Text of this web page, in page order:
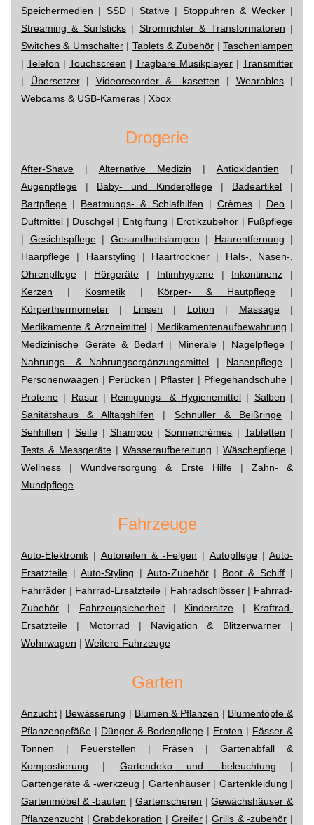
Speichermedien | SSD| Stative| Stoppuhren & Wecker|
Streaming & Surfsticks| Stromrichter & Transformatoren |
Switches & Umschalter| Tablets & Zubehör | Taschenlampen
| Telefon | Touchscreen |Tragbare Musikplayer | Transmitter
| Übersetzer| Videorecorder & -kasetten | Wearables|
Webcams & USB-Kameras | Xbox
Drogerie
After-Shave | Alternative Medizin | Antioxidantien |
Augenpflege | Baby- und Kinderpflege | Badeartikel |
Bartpflege | Beatmungs- & Schlafhilfen | Crèmes | Deo |
Duftmittel | Duschgel | Entgiftung | Erotikzubehör | Fußpflege
| Gesichtspflege| Gesundheitslampen | Haarentfernung |
Haarpflege | Haarstyling | Haartrockner | Hals-, Nasen-,
Ohrenpflege | Hörgeräte | Intimhygiene| Inkontinenz |
Kerzen | Kosmetik | Körper- & Hautpflege |
Körperthermometer | Linsen | Lotion | Massage|
Medikamente & Arzneimittel| Medikamentenaufbewahrung |
Medizinische Geräte & Bedarf| Minerale| Nagelpflege|
Nahrungs- & Nahrungsergänzungsmittel | Nasenpflege |
Personenwaagen | Perücken | Pflaster | Pflegehandschuhe |
Proteine | Rasur| Reinigungs- & Hygienemittel | Salben |
Sanitätshaus & Alltagshilfen | Schnuller & Beißringe|
Sehhilfen | Seife| Shampoo|Sonnencrèmes |Tabletten |
Tests & Messgeräte | Wasseraufbereitung | Wäschepflege |
Wellness |Wundversorgung & Erste Hilfe| Zahn- &
Mundpflege
Fahrzeuge
Auto-Elektronik | Autoreifen & -Felgen | Autopflege| Auto-
Ersatzteile | Auto-Styling | Auto-Zubehör| Boot & Schiff |
Fahrräder | Fahrrad-Ersatzteile | Fahradschlösser| Fahrrad-
Zubehör | Fahrzeugsicherheit| Kindersitze | Kraftrad-
Ersatzteile | Motorrad | Navigation & Blitzerwarner|
Wohnwagen | Weitere Fahrzeuge
Garten
Anzucht | Bewässerung | Blumen & Pflanzen | Blumentöpfe &
Pflanzengefäße | Dünger & Bodenpflege | Ernten | Fässer &
Tonnen | Feuerstellen | Fräsen |Gartenabfall &
Kompostierung | Gartendeko und -beleuchtung |
Gartengeräte & -werkzeug | Gartenhäuser| Gartenkleidung |
Gartenmöbel & -bauten |Gartenscheren |Gewächshäuser &
Pflanzenzucht |Grabdekoration | Greifer|Grills & -zubehör |